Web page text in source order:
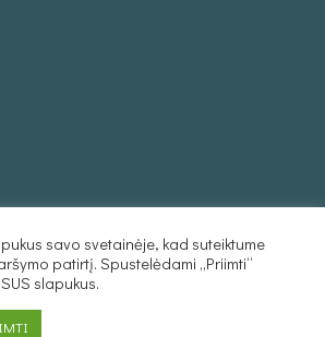
Baldaila.lt © 2025
savo svetainėje, kad suteiktume
patirtį. Spustelėdami „Priimti“
slapukus.